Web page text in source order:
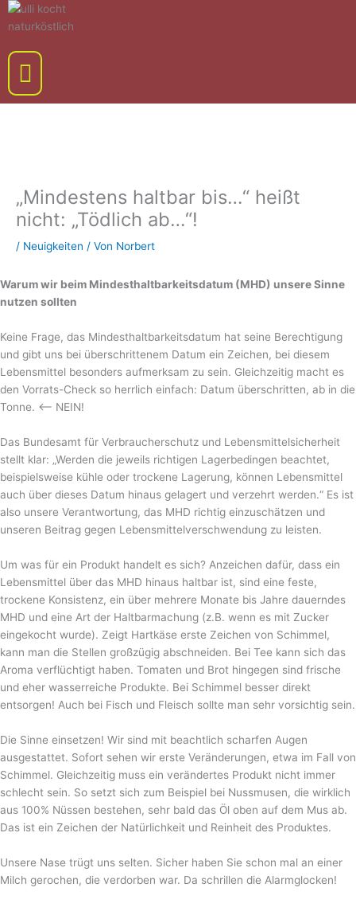
Menü
„Mindestens haltbar bis…“ heißt
nicht: „Tödlich ab…“!
/ Neuigkeiten / Von Norbert
Warum wir beim Mindesthaltbarkeitsdatum (MHD) unsere Sinne
nutzen sollten
Keine Frage, das Mindesthaltbarkeitsdatum hat seine Berechtigung
und gibt uns bei überschrittenem Datum ein Zeichen, bei diesem
Lebensmittel besonders aufmerksam zu sein. Gleichzeitig macht es
den Vorrats-Check so herrlich einfach: Datum überschritten, ab in die
Tonne. <– NEIN!
Das Bundesamt für Verbraucherschutz und Lebensmittelsicherheit
stellt klar: „Werden die jeweils richtigen Lagerbedingen beachtet,
beispielsweise kühle oder trockene Lagerung, können Lebensmittel
auch über dieses Datum hinaus gelagert und verzehrt werden.“ Es ist
also unsere Verantwortung, das MHD richtig einzuschätzen und
unseren Beitrag gegen Lebensmittelverschwendung zu leisten.
Um was für ein Produkt handelt es sich? Anzeichen dafür, dass ein
Lebensmittel über das MHD hinaus haltbar ist, sind eine feste,
trockene Konsistenz, ein über mehrere Monate bis Jahre dauerndes
MHD und eine Art der Haltbarmachung (z.B. wenn es mit Zucker
eingekocht wurde). Zeigt Hartkäse erste Zeichen von Schimmel,
kann man die Stellen großzügig abschneiden. Bei Tee kann sich das
Aroma verflüchtigt haben. Tomaten und Brot hingegen sind frische
und eher wasserreiche Produkte. Bei Schimmel besser direkt
entsorgen! Auch bei Fisch und Fleisch sollte man sehr vorsichtig sein.
Die Sinne einsetzen! Wir sind mit beachtlich scharfen Augen
ausgestattet. Sofort sehen wir erste Veränderungen, etwa im Fall von
Schimmel. Gleichzeitig muss ein verändertes Produkt nicht immer
schlecht sein. So setzt sich zum Beispiel bei Nussmusen, die wirklich
aus 100% Nüssen bestehen, sehr bald das Öl oben auf dem Mus ab.
Das ist ein Zeichen der Natürlichkeit und Reinheit des Produktes.
Unsere Nase trügt uns selten. Sicher haben Sie schon mal an einer
Milch gerochen, die verdorben war. Da schrillen die Alarmglocken!